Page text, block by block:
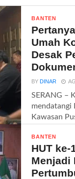
BANTEN
Umah
Desak
BYDINAR
SERANG –
mendatangi
Kawasan
BANTEN
HUT ke-
Menjadi